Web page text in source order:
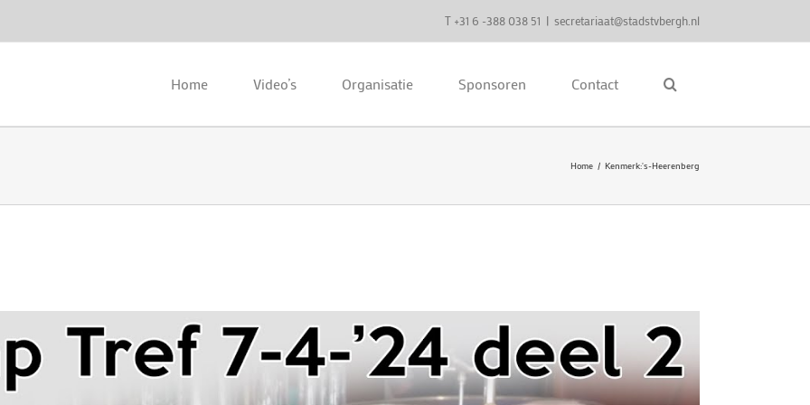
T +31 6 -388 038 51 | secretariaat@stadstvbergh.nl
Home Video’s Organisatie Sponsoren Contact
Home Kenmerk:'s-Heerenberg